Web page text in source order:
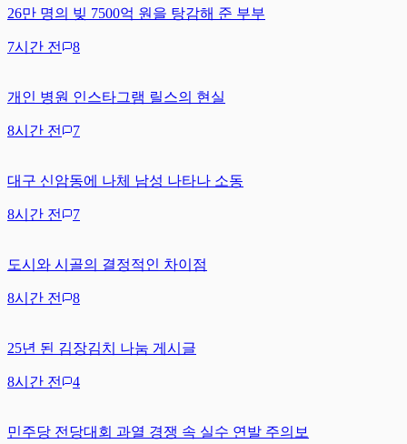
26만 명의 빚 7500억 원을 탕감해 준 부부
7시간 전 8
개인 병원 인스타그램 릴스의 현실
8시간 전 7
대구 신암동에 나체 남성 나타나 소동
8시간 전 7
도시와 시골의 결정적인 차이점
8시간 전 8
25년 된 김장김치 나눔 게시글
8시간 전 4
민주당 전당대회 과열 경쟁 속 실수 연발 주의보